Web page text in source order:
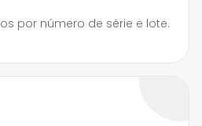
por número de série e lote.